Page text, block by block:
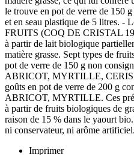
le trouve en pot de verre de 150
et en seau plastique de 5 litres.
FRUITS (COQ DE CRISTAL
à partir de lait biologique
matière grasse. Sept types de
pot de verre de 150 g non
ABRICOT, MYRTILLE,
goûts en pot de verre de 200 g
ABRICOT, MYRTILLE. Ces
à partir de fruits biologiques de
raison de 15 % dans le yaourt
ni conservateur, ni arôme artificiel.
Imprimer